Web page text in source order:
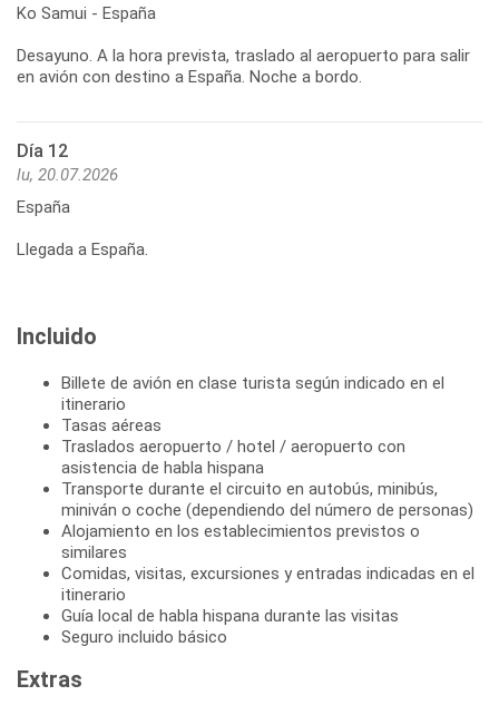
Ko Samui - España
Desayuno. A la hora prevista, traslado al aeropuerto para salir
en avión con destino a España. Noche a bordo.
Día 12
lu, 20.07.2026
España
Llegada a España.
Incluido
Billete de avión en clase turista según indicado en el
itinerario
Tasas aéreas
Traslados aeropuerto / hotel / aeropuerto con
asistencia de habla hispana
Transporte durante el circuito en autobús, minibús,
miniván o coche (dependiendo del número de personas)
Alojamiento en los establecimientos previstos o
similares
Comidas, visitas, excursiones y entradas indicadas en el
itinerario
Guía local de habla hispana durante las visitas
Seguro incluido básico
Extras